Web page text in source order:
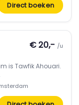
Direct boeken
€ 20,- /u
is Tawfik Ahouari.